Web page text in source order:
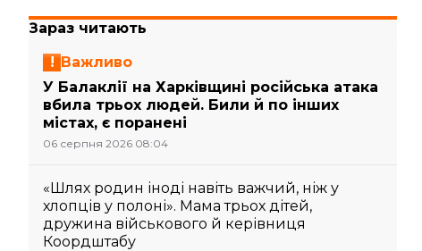
Зараз читають
Важливо
У Балаклії на Харківщині російська атака
вбила трьох людей. Били й по інших
містах, є поранені
06 серпня 2026 08:04
«Шлях родин іноді навіть важчий, ніж у
хлопців у полоні». Мама трьох дітей,
дружина військового й керівниця
Коордштабу